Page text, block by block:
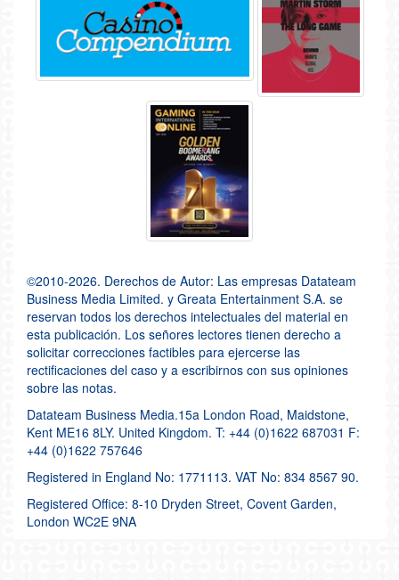
©2010-2026. Derechos de Autor: Las empresas Datateam
Business Media Limited. y Greata Entertainment S.A. se
reservan todos los derechos intelectuales del material en
esta publicación. Los señores lectores tienen derecho a
solicitar correcciones factibles para ejercerse las
rectificaciones del caso y a escribirnos con sus opiniones
sobre las notas.
Datateam Business Media.15a London Road, Maidstone,
Kent ME16 8LY. United Kingdom. T: +44 (0)1622 687031 F:
+44 (0)1622 757646
Registered in England No: 1771113. VAT No: 834 8567 90.
Registered Office: 8-10 Dryden Street, Covent Garden,
London WC2E 9NA